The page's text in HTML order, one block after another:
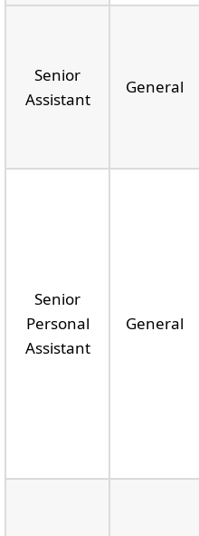
Senior
Assistant
General
Senior
Personal
Assistant
General